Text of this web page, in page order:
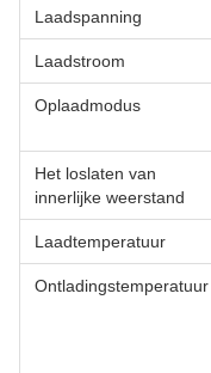
Laadspanning
Laadstroom
Oplaadmodus
Het loslaten van
innerlijke weerstand
Laadtemperatuur
Ontladingstemperatuur